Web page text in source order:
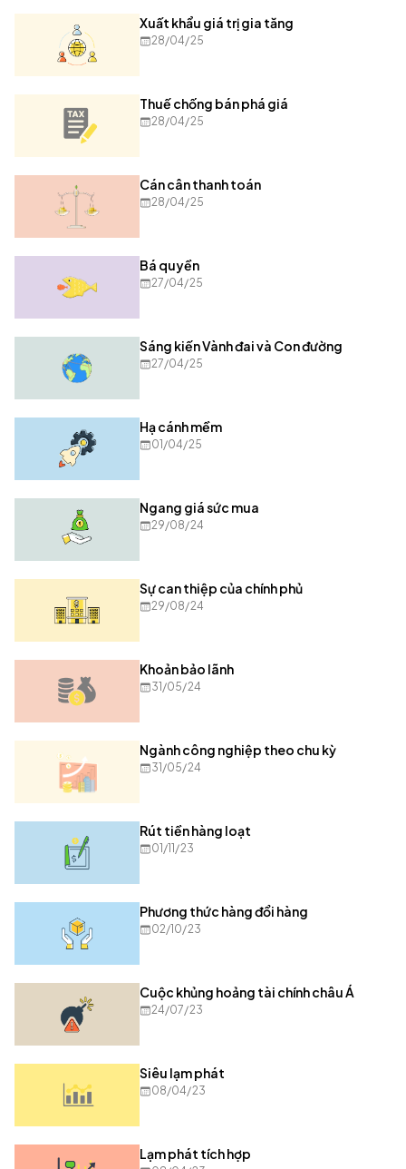
Xuất khẩu giá trị gia tăng
28/04/25
Thuế chống bán phá giá
28/04/25
Cán cân thanh toán
28/04/25
Bá quyền
27/04/25
Sáng kiến Vành đai và Con đường
27/04/25
Hạ cánh mềm
01/04/25
Ngang giá sức mua
29/08/24
Sự can thiệp của chính phủ
29/08/24
Khoản bảo lãnh
31/05/24
Ngành công nghiệp theo chu kỳ
31/05/24
Rút tiền hàng loạt
01/11/23
Phương thức hàng đổi hàng
02/10/23
Cuộc khủng hoảng tài chính châu Á
24/07/23
Siêu lạm phát
08/04/23
Lạm phát tích hợp